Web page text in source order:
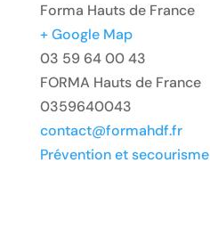
Forma Hauts de France
+ Google Map
03 59 64 00 43
FORMA Hauts de France
0359640043
contact@formahdf.fr
Prévention et secourisme